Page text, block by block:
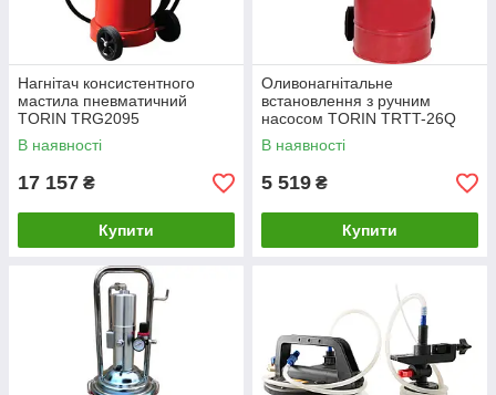
Нагнітач консистентного
мастила пневматичний
TORIN TRG2095
В наявності
17 157 ₴
Купити
Оливонагнітальне
встановлення з ручним
насосом TORIN TRTT-26Q
В наявності
5 519 ₴
Купити